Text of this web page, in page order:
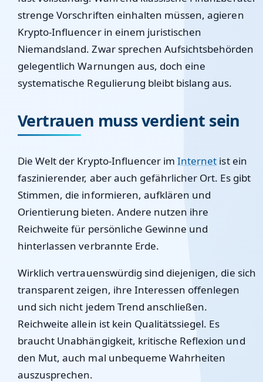
strenge Vorschriften einhalten müssen, agieren
Krypto-Influencer in einem juristischen
Niemandsland. Zwar sprechen Aufsichtsbehörden
gelegentlich Warnungen aus, doch eine
systematische Regulierung bleibt bislang aus.
Vertrauen muss verdient sein
Die Welt der Krypto-Influencer imInternet ist ein
faszinierender, aber auch gefährlicher Ort. Es gibt
Stimmen, die informieren, aufklären und
Orientierung bieten. Andere nutzen ihre
Reichweite für persönliche Gewinne und
hinterlassen verbrannte Erde.
Wirklich vertrauenswürdig sind diejenigen, die sich
transparent zeigen, ihre Interessen offenlegen
und sich nicht jedem Trend anschließen.
Reichweite allein ist kein Qualitätssiegel. Es
braucht Unabhängigkeit, kritische Reflexion und
den Mut, auch mal unbequeme Wahrheiten
auszusprechen.